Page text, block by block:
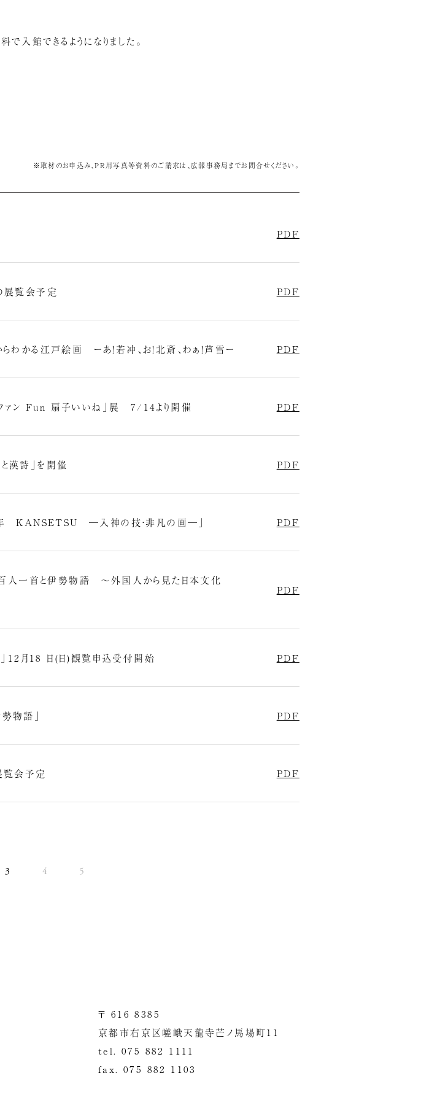
館できるようになりました。
※取材のお申込み、PR用写真等資料のご請求は、広報事務局までお問合せください。
PDF
覧会予定 PDF
かる江戸絵画 ーあ！若冲、お！北斎、わぁ！芦雪ー PDF
ファン Fun 扇子いいね」展 7/14より開催 PDF
漢詩」を開催 PDF
KANSETSU ―⼊神の技・⾮凡の画―」 PDF
百人一首と伊勢物語 ～外国人から見た日本文化
PDF
12月18 日(日)観覧申込受付開始 PDF
物語」 PDF
会予定 PDF
3 4 5
〒 616 8385
京都市右京区嵯峨天龍寺芒ノ馬場町11
tel. 075 882 1111
fax. 075 882 1103